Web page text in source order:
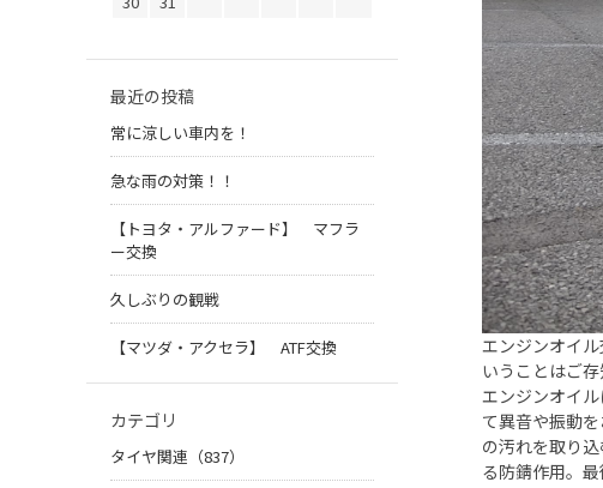
エンジンオイ
いうことはご
エンジンオイ
て異音や振動
の汚れを取り
る防錆作用。
最近の投稿
常に涼しい車内を！
急な雨の対策！！
【トヨタ・アルファード】 マフラ
ー交換
久しぶりの観戦
【マツダ・アクセラ】 ATF交換
カテゴリ
タイヤ関連（837）